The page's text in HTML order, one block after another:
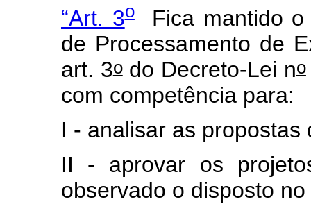
“Art. 3oFica mantido o
de Processamento de
art. 3odo Decreto-Lei no
com competência para:
I - analisar as propostas
II - aprovar os
observado o disposto no